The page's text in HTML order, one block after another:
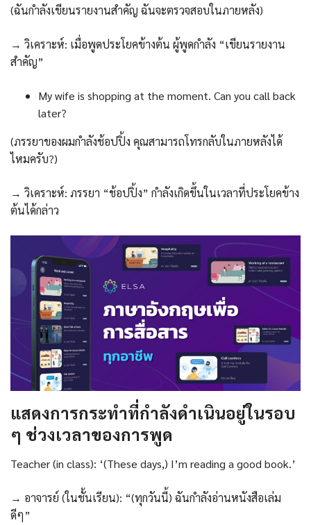
(ฉันกำลังเขียนรายงานสำคัญ ฉันจะตรวจสอบในภายหลัง)
→ วิเคราะห์: เมื่อพูดประโยคข้างต้น ผู้พูดกำลัง “เขียนรายงาน
สำคัญ”
My wife is shopping at the moment. Can you call back
later?
(ภรรยาของผมกำลังช้อปปิ้ง คุณสามารถโทรกลับในภายหลังได้
ไหมครับ?)
→ วิเคราะห์: ภรรยา “ช้อปปิ้ง” กำลังเกิดขึ้นในเวลาที่ประโยคข้าง
ต้นได้กล่าว
แสดงการกระทำที่กำลังดำเนินอยู่ในรอบ
ๆ ช่วงเวลาของการพูด
Teacher (in class): ‘(These days,) I’m reading a good book.’
→ อาจารย์ (ในชั้นเรียน): “(ทุกวันนี้) ฉันกำลังอ่านหนังสือเล่ม
ดีๆ”